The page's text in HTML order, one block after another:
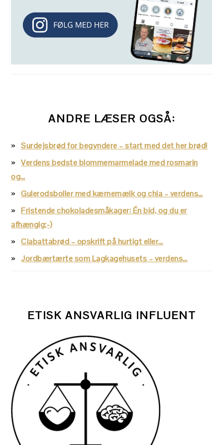
ANDRE LÆSER OGSÅ:
Surdejsbrød for begyndere – start med det her brød!
Verdens bedste blommemarmelade med rosmarin
og…
Gulerodsboller med kærnemælk og chia – verdens…
Fristende chokoladesmåkager: Én bid, og du er
afhængig;-)
Ciabattabrød – opskrift på hurtigt eller…
Jordbærtærte som Lagkagehusets – verdens…
ETISK ANSVARLIG INFLUENT